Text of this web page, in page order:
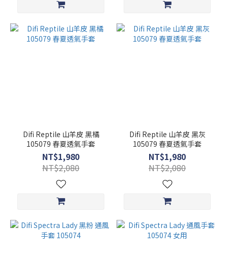
Difi Reptile 山羊皮 黑橘
105079 春夏透氣手套
NT$1,980
NT$2,080
Difi Reptile 山羊皮 黑灰
105079 春夏透氣手套
NT$1,980
NT$2,080